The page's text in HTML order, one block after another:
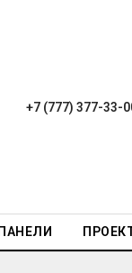
+7 (777) 377-33-